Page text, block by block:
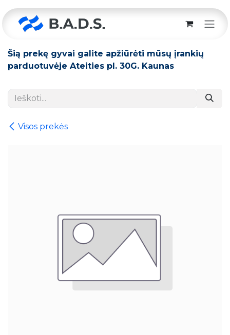
Šią prekę gyvai galite apžiūrėti mūsų įrankių
parduotuvėje Ateities pl. 30G. Kaunas
Visos prekės